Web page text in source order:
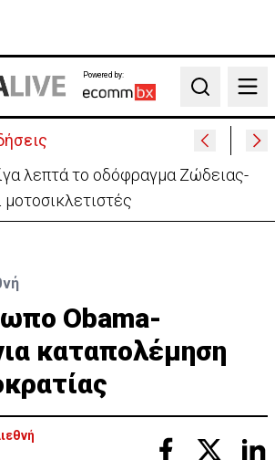
Powered by:
Search
σύζυγος του 27χρονου για το
Obama-
καταπολέμηση